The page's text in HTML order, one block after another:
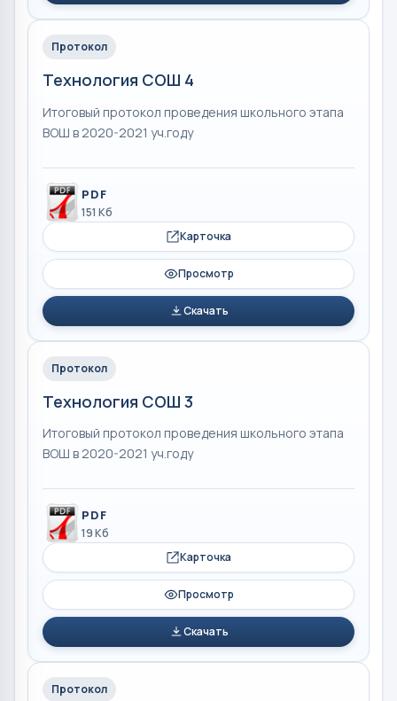
Протокол
Технология СОШ 4
Итоговый протокол проведения школьного этапа
ВОШ в 2020-2021 уч.году
PDF
151 Кб
Карточка
Просмотр
Скачать
Протокол
Технология СОШ 3
Итоговый протокол проведения школьного этапа
ВОШ в 2020-2021 уч.году
PDF
19 Кб
Карточка
Просмотр
Скачать
Протокол